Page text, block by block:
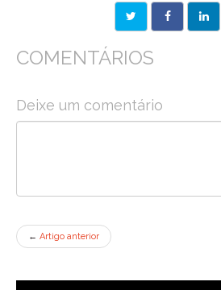
COMENTÁRIOS
Deixe um comentário
← Artigo anterior